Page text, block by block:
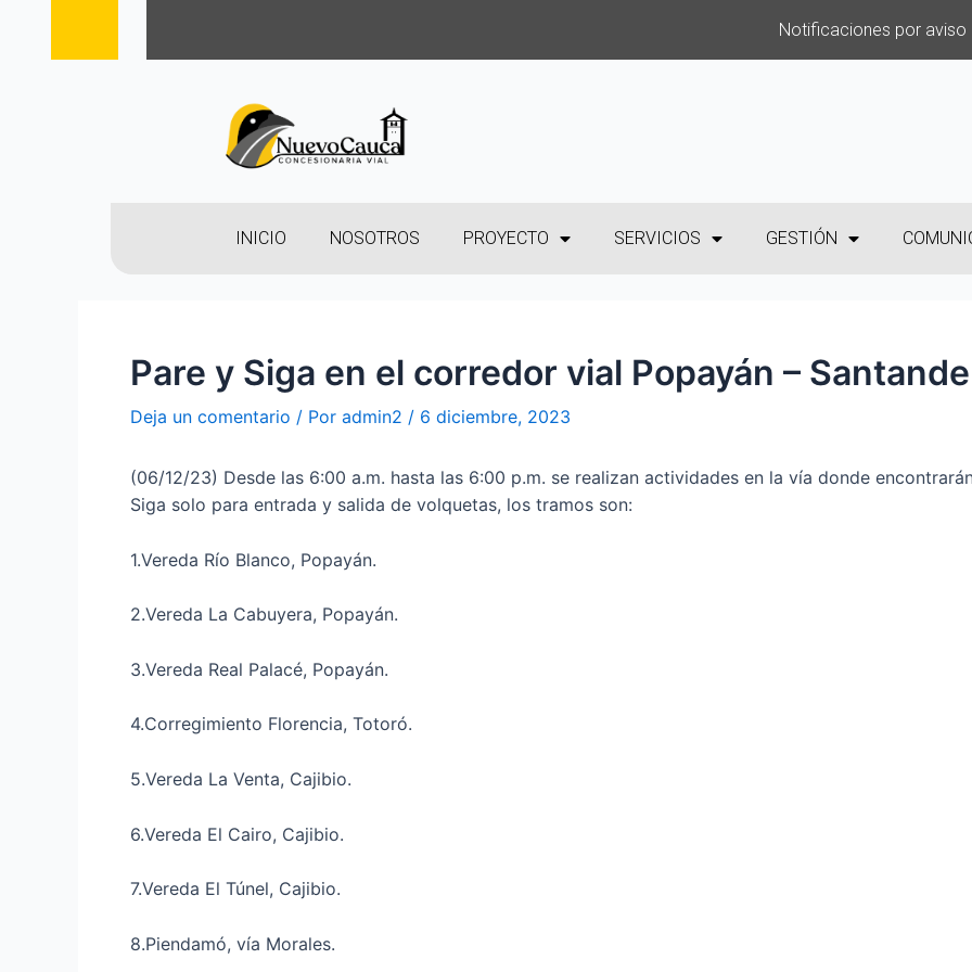
Notificaciones por aviso
INICIO NOSOTROS PROYECTO SERVICIOS GESTIÓN
Pare y Siga en el corredor vial Popayán –
Deja un comentario / Por admin2 / 6 diciembre, 2023
(06/12/23) Desde las 6:00 a.m. hasta las 6:00 p.m. se realizan actividades en la vía donde
Siga solo para entrada y salida de volquetas, los tramos son:
1.Vereda Río Blanco, Popayán.
2.Vereda La Cabuyera, Popayán.
3.Vereda Real Palacé, Popayán.
4.Corregimiento Florencia, Totoró.
5.Vereda La Venta, Cajibio.
6.Vereda El Cairo, Cajibio.
7.Vereda El Túnel, Cajibio.
8.Piendamó, vía Morales.